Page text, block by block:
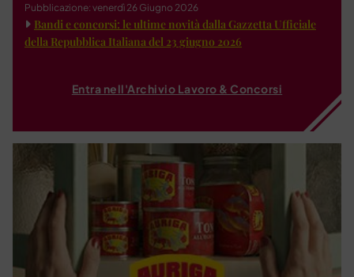
Pubblicazione: venerdì 26 Giugno 2026
Bandi e concorsi: le ultime novità dalla Gazzetta Ufficiale
della Repubblica Italiana del 23 giugno 2026
Entra nell'Archivio Lavoro & Concorsi